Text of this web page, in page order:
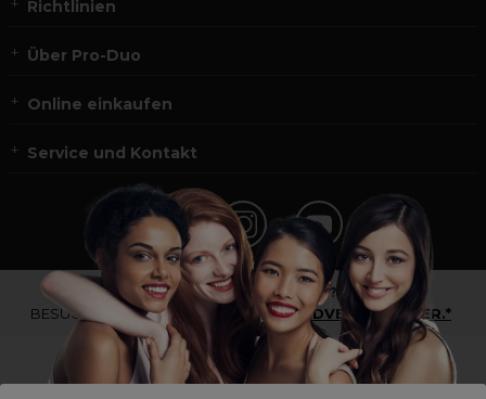
Richtlinien
Über Pro-Duo
Online einkaufen
Service und Kontakt
*Du bist kein Profikunde?
BESUCHE
UNSERE WEBSEITE FÜR ENDVERBRAUCHER.*